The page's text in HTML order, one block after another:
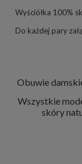
Wyściółka 100%
Do każdej pary
Obuwie
Wszystkie
skóry